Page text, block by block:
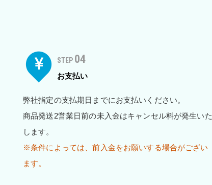
STEP 04
お支払い
弊社指定の支払期日までにお支払いください。
商品発送2営業日前の未入金はキャンセル料が発生いた
します。
※条件によっては、前入金をお願いする場合がござい
ます。